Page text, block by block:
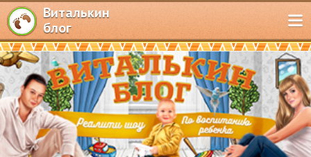
Виталькин
блог